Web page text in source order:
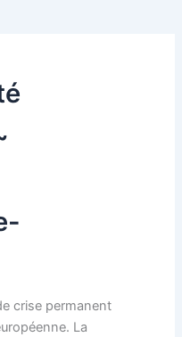
crise permanent
La